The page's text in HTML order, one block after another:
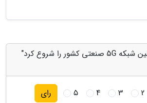
به "رایتل اجرای اولین شبکه 5G صنعتی کشور را شروع کرد"
2
3
4
5 رای